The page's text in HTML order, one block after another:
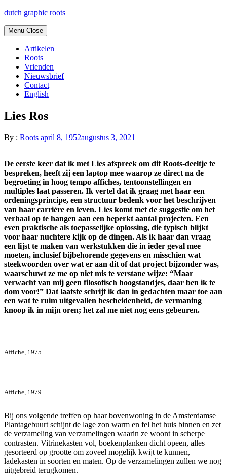
Skip
content
dutch graphic roots
Menu Close
Artikelen
Roots
Vrienden
Nieuwsbrief
Contact
English
Lies Ros
By : Roots april 8, 1952augustus 3, 2021
De eerste keer dat ik met Lies afspreek om dit Roots-deeltje te
bespreken, heeft zij een laptop mee waarop ze direct na de
begroeting in hoog tempo affiches, tentoonstellingen en
multiples laat passeren. Ik vertel dat ik graag met haar een
ordeningsprincipe, een structuur bedenk voor het beschrijven
van haar carrière en leven. Lies komt met de suggestie om het
verhaal op te hangen aan een beperkt aantal projecten. Een
even praktische als toepasselijke oplossing, die typisch blijkt
voor haar nuchtere kijk op de dingen. Als ik haar dan vraag
een lijst te maken van werkstukken die in ieder geval mee
moeten, inclusief bijbehorende gegevens en misschien wat
steekwoorden over wat er aan dit of dat project bijzonder was,
waarschuwt ze me op niet mis te verstane wijze: “Maar
verwacht van mij geen filosofisch hoogstandjes, daar ben ik te
dom voor!” Dat laatste schrijf ik dan in gedachten maar toe aan
een wat te ruim uitgevallen bescheidenheid, de vermaning
knoop ik in mijn oren; het zal me niet nog eens gebeuren.
Affiche, 1975
Affiche, 1979
Bij ons volgende treffen op haar bovenwoning in de Amsterdamse
Plantagebuurt schijnt de lage zon warm en fel het huis binnen en zet
de verzameling van verzamelingen waarin ze woont in scherpe
contrasten. Vitrinekasten vol, boekenplanken dicht opeen, alles
gesorteerd op grootte om zoveel mogelijk kwijt te kunnen,
ladekasten in soorten en maten. Op de verzamelingen zullen we nog
uitgebreid terugkomen.